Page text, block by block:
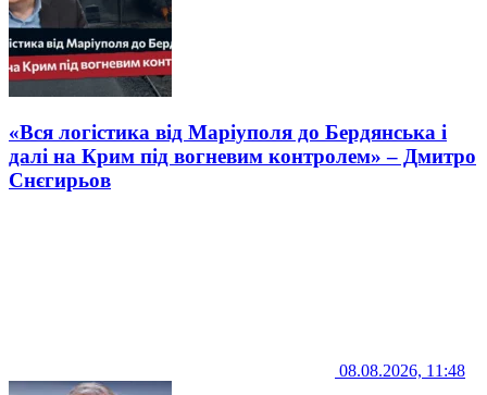
«Вся логістика від Маріуполя до Бердянська і
далі на Крим під вогневим контролем» – Дмитро
Снєгирьов
08.08.2026, 11:48